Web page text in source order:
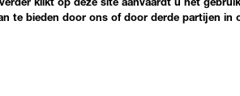
te bieden door ons of door derde partijen in